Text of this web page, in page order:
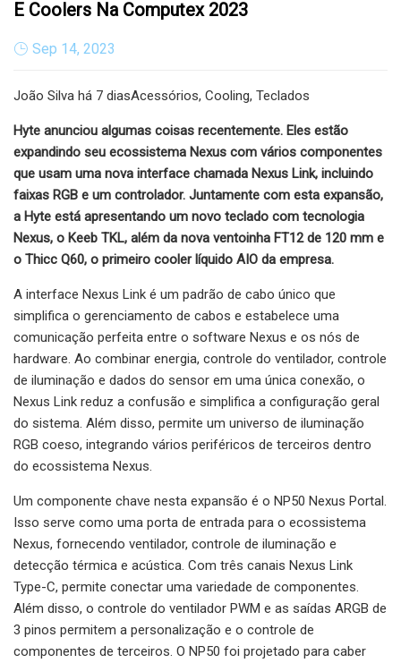
E Coolers Na Computex 2023
Sep 14, 2023
João Silva há 7 diasAcessórios, Cooling, Teclados
Hyte anunciou algumas coisas recentemente. Eles estão
expandindo seu ecossistema Nexus com vários componentes
que usam uma nova interface chamada Nexus Link, incluindo
faixas RGB e um controlador. Juntamente com esta expansão,
a Hyte está apresentando um novo teclado com tecnologia
Nexus, o Keeb TKL, além da nova ventoinha FT12 de 120 mm e
o Thicc Q60, o primeiro cooler líquido AIO da empresa.
A interface Nexus Link é um padrão de cabo único que
simplifica o gerenciamento de cabos e estabelece uma
comunicação perfeita entre o software Nexus e os nós de
hardware. Ao combinar energia, controle do ventilador, controle
de iluminação e dados do sensor em uma única conexão, o
Nexus Link reduz a confusão e simplifica a configuração geral
do sistema. Além disso, permite um universo de iluminação
RGB coeso, integrando vários periféricos de terceiros dentro
do ecossistema Nexus.
Um componente chave nesta expansão é o NP50 Nexus Portal.
Isso serve como uma porta de entrada para o ecossistema
Nexus, fornecendo ventilador, controle de iluminação e
detecção térmica e acústica. Com três canais Nexus Link
Type-C, permite conectar uma variedade de componentes.
Além disso, o controle do ventilador PWM e as saídas ARGB de
3 pinos permitem a personalização e o controle de
componentes de terceiros. O NP50 foi projetado para caber